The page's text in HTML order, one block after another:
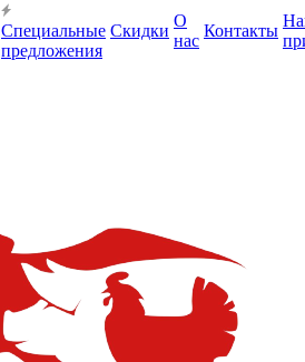
Специальные
предложения
Скидки
О
нас
Контакты